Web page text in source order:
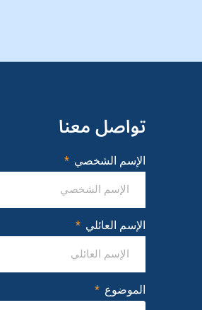
تواصل معنا
الإسم الشخصي
الإسم العائلي
الموضوع